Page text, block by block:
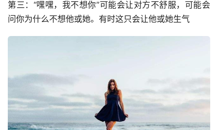
第三：“嘿嘿，我不想你”可能会让对方不舒服，可能会
问你为什么不想他或她。有时这只会让他或她生气